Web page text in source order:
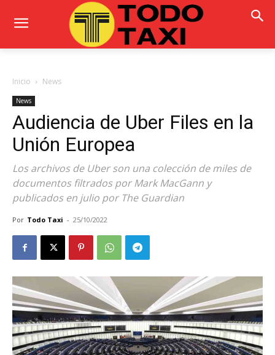
Inicio News
News
Audiencia de Uber Files en la
Unión Europea
Los archivos de Uber son una colección de miles de
documentos filtrados por Mark MacGann y
publicados en julio por The Guardian
Por Todo Taxi - 25/10/2022